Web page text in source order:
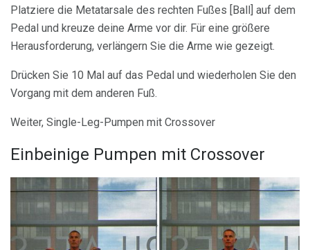
Platziere die Metatarsale des rechten Fußes [Ball] auf dem
Pedal und kreuze deine Arme vor dir. Für eine größere
Herausforderung, verlängern Sie die Arme wie gezeigt.
Drücken Sie 10 Mal auf das Pedal und wiederholen Sie den
Vorgang mit dem anderen Fuß.
Weiter, Single-Leg-Pumpen mit Crossover
Einbeinige Pumpen mit Crossover